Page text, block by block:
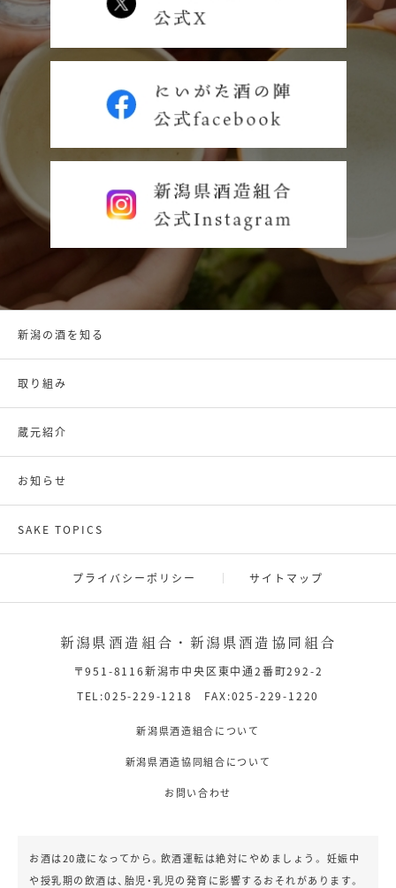
新潟の酒を知る
取り組み
蔵元紹介
お知らせ
SAKE TOPICS
プライバシーポリシー サイトマップ
新潟県酒造組合・新潟県酒造協同組合
〒951-8116新潟市中央区東中通2番町292-2
TEL:025-229-1218 FAX:025-229-1220
新潟県酒造組合について
新潟県酒造協同組合について
お問い合わせ
お酒は20歳になってから。飲酒運転は絶対にやめましょう。 妊娠中
や授乳期の飲酒は、胎児・乳児の発育に影響するおそれがあります。